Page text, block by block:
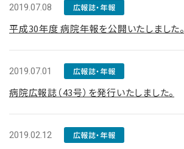
2019.07.08 広報誌・年報
平成30年度 病院年報を公開いたしました。
2019.07.01 広報誌・年報
病院広報誌（43号）を発行いたしました。
2019.02.12 広報誌・年報